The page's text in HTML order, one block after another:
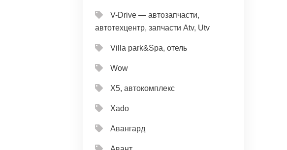
V-Drive — автозапчасти,
автотехцентр, запчасти Atv, Utv
Villa park&Spa, отель
Wow
X5, автокомплекс
Xado
Авангард